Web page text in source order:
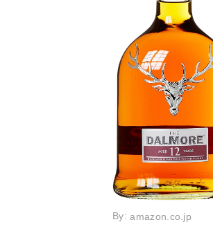
By:amazon.co.jp